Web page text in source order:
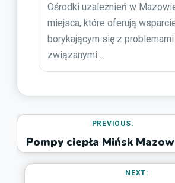
Ośrodki uzależnień w
miejsca, które oferują
borykającym się z problemami
związanymi…
PREVIOUS:
Pompy ciepła Mińsk
NEXT: